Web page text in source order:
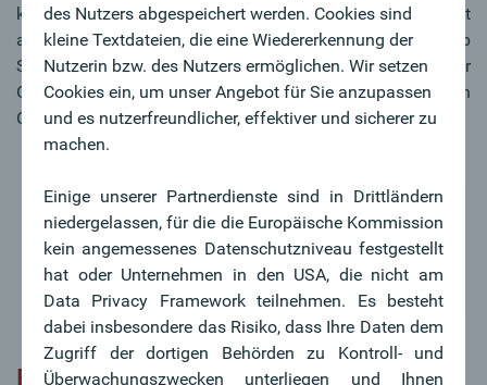
können Sie Ihre Karte hinterlegen. Die im nächsten Schritt
abgefragten Adressdaten sind keine Pflichtfelder, weshalb
Sie hier einfach fortfahren können. Die Verifizierung Ihrer
Oberbank Karte erfolgt laut Anweisung in Ihrer Garmin
Connect App.
Bezahlen mit Garmin Pay™
des Nutzers abgespeichert werden. Cookies sind
kleine Textdateien, die eine Wiedererkennung der
Nutzerin bzw. des Nutzers ermöglichen. Wir setzen
Cookies ein, um unser Angebot für Sie anzupassen
und es nutzerfreundlicher, effektiver und sicherer zu
machen.
Einige unserer Partnerdienste sind in Drittländern
niedergelassen, für die die Europäische Kommission
kein angemessenes Datenschutzniveau festgestellt
hat oder Unternehmen in den USA, die nicht am
Data Privacy Framework teilnehmen. Es besteht
dabei insbesondere das Risiko, dass Ihre Daten dem
Zugriff der dortigen Behörden zu Kontroll- und
Überwachungszwecken unterliegen und Ihnen